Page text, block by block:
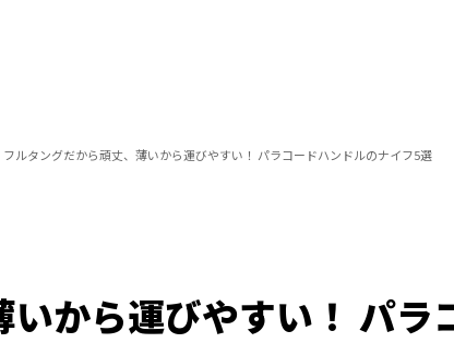
フルタングだから頑丈、薄いから運びやすい！ パラコードハンドルのナイフ5選
から運びやすい！ パラ